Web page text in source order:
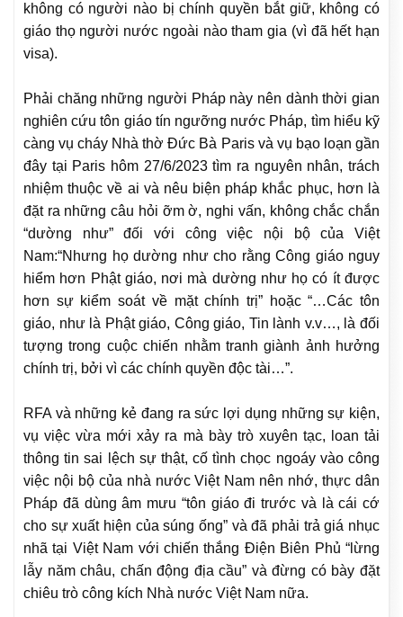
không có người nào bị chính quyền bắt giữ, không có
giáo thọ người nước ngoài nào tham gia (vì đã hết hạn
visa).
Phải chăng những người Pháp này nên dành thời gian
nghiên cứu tôn giáo tín ngưỡng nước Pháp, tìm hiểu kỹ
càng vụ cháy Nhà thờ Đức Bà Paris và vụ bạo loạn gần
đây tại Paris hôm 27/6/2023 tìm ra nguyên nhân, trách
nhiệm thuộc về ai và nêu biện pháp khắc phục, hơn là
đặt ra những câu hỏi ỡm ờ, nghi vấn, không chắc chắn
“dường như” đối với công việc nội bộ của Việt
Nam:“Nhưng họ dường như cho rằng Công giáo nguy
hiểm hơn Phật giáo, nơi mà dường như họ có ít được
hơn sự kiểm soát về mặt chính trị” hoặc “…Các tôn
giáo, như là Phật giáo, Công giáo, Tin lành v.v…, là đối
tượng trong cuộc chiến nhằm tranh giành ảnh hưởng
chính trị, bởi vì các chính quyền độc tài…”.
RFA và những kẻ đang ra sức lợi dụng những sự kiện,
vụ việc vừa mới xảy ra mà bày trò xuyên tạc, loan tải
thông tin sai lệch sự thật, cố tình chọc ngoáy vào công
việc nội bộ của nhà nước Việt Nam nên nhớ, thực dân
Pháp đã dùng âm mưu “tôn giáo đi trước và là cái cớ
cho sự xuất hiện của súng ống” và đã phải trả giá nhục
nhã tại Việt Nam với chiến thắng Điện Biên Phủ “lừng
lẫy năm châu, chấn động địa cầu” và đừng có bày đặt
chiêu trò công kích Nhà nước Việt Nam nữa.